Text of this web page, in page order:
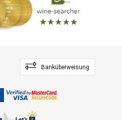
Banküberweisung